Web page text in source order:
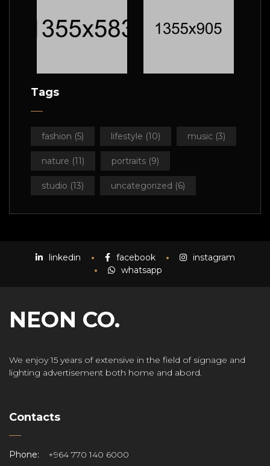
Tags
fashion (5) lifestyle (10) music (3)
nature (11) portraits (9)
studio (13) uncategorized (6)
linkedin facebook
instagram
whatsapp
NEON CO.
We enjoy 15 years of extensive in the field of signage and
lighting advertisement both home and abord.
Contacts
Phone:
+964 770 140 6000